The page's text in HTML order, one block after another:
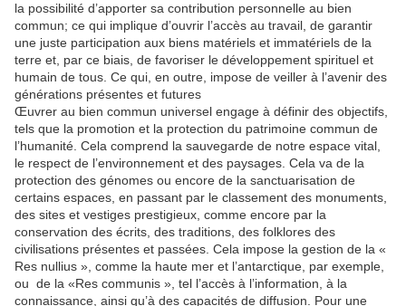
la possibilité d’apporter sa contribution personnelle au bien
commun; ce qui implique d’ouvrir l’accès au travail, de garantir
une juste participation aux biens matériels et immatériels de la
terre et, par ce biais, de favoriser le développement spirituel et
humain de tous. Ce qui, en outre, impose de veiller à l’avenir des
générations présentes et futures
Œuvrer au bien commun universel engage à définir des objectifs,
tels que la promotion et la protection du patrimoine commun de
l’humanité. Cela comprend la sauvegarde de notre espace vital,
le respect de l’environnement et des paysages. Cela va de la
protection des génomes ou encore de la sanctuarisation de
certains espaces, en passant par le classement des monuments,
des sites et vestiges prestigieux, comme encore par la
conservation des écrits, des traditions, des folklores des
civilisations présentes et passées. Cela impose la gestion de la «
Res nullius », comme la haute mer et l’antarctique, par exemple,
ou de la «Res communis », tel l’accès à l’information, à la
connaissance, ainsi qu’à des capacités de diffusion. Pour une